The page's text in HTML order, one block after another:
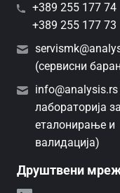
+389 255 177 74
+389 255 177 73
(сервисни
лабораторија за
еталонирање и
валидација)
Друштвени